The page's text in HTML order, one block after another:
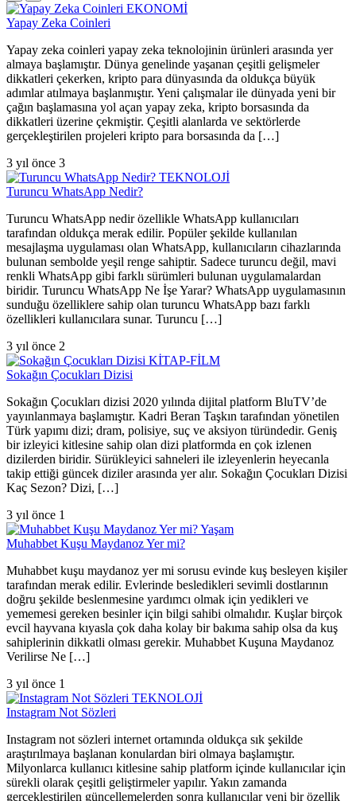
EKONOMİ
Yapay Zeka Coinleri
Yapay zeka coinleri yapay zeka teknolojinin ürünleri arasında yer
almaya başlamıştır. Dünya genelinde yaşanan çeşitli gelişmeler
dikkatleri çekerken, kripto para dünyasında da oldukça büyük
adımlar atılmaya başlanmıştır. Yeni çalışmalar ile dünyada yeni bir
çağın başlamasına yol açan yapay zeka, kripto borsasında da
dikkatleri üzerine çekmiştir. Çeşitli alanlarda ve sektörlerde
gerçekleştirilen projeleri kripto para borsasında da […]
3 yıl önce 3
TEKNOLOJİ
Turuncu WhatsApp Nedir?
Turuncu WhatsApp nedir özellikle WhatsApp kullanıcıları
tarafından oldukça merak edilir. Popüler şekilde kullanılan
mesajlaşma uygulaması olan WhatsApp, kullanıcıların cihazlarında
bulunan sembolde yeşil renge sahiptir. Sadece turuncu değil, mavi
renkli WhatsApp gibi farklı sürümleri bulunan uygulamalardan
biridir. Turuncu WhatsApp Ne İşe Yarar? WhatsApp uygulamasının
sunduğu özelliklere sahip olan turuncu WhatsApp bazı farklı
özellikleri kullanıcılara sunar. Turuncu […]
3 yıl önce 2
KİTAP-FİLM
Sokağın Çocukları Dizisi
Sokağın Çocukları dizisi 2020 yılında dijital platform BluTV’de
yayınlanmaya başlamıştır. Kadri Beran Taşkın tarafından yönetilen
Türk yapımı dizi; dram, polisiye, suç ve aksiyon türündedir. Geniş
bir izleyici kitlesine sahip olan dizi platformda en çok izlenen
dizilerden biridir. Sürükleyici sahneleri ile izleyenlerin heyecanla
takip ettiği güncek diziler arasında yer alır. Sokağın Çocukları Dizisi
Kaç Sezon? Dizi, […]
3 yıl önce 1
Yaşam
Muhabbet Kuşu Maydanoz Yer mi?
Muhabbet kuşu maydanoz yer mi sorusu evinde kuş besleyen kişiler
tarafından merak edilir. Evlerinde besledikleri sevimli dostlarının
doğru şekilde beslenmesine yardımcı olmak için yedikleri ve
yememesi gereken besinler için bilgi sahibi olmalıdır. Kuşlar birçok
evcil hayvana kıyasla çok daha kolay bir bakıma sahip olsa da kuş
sahiplerinin dikkatli olması gerekir. Muhabbet Kuşuna Maydanoz
Verilirse Ne […]
3 yıl önce 1
TEKNOLOJİ
Instagram Not Sözleri
Instagram not sözleri internet ortamında oldukça sık şekilde
araştırılmaya başlanan konulardan biri olmaya başlamıştır.
Milyonlarca kullanıcı kitlesine sahip platform içinde kullanıcılar için
sürekli olarak çeşitli geliştirmeler yapılır. Yakın zamanda
gerçekleştirilen güncellemelerden sonra kullanıcılar yeni bir özellik